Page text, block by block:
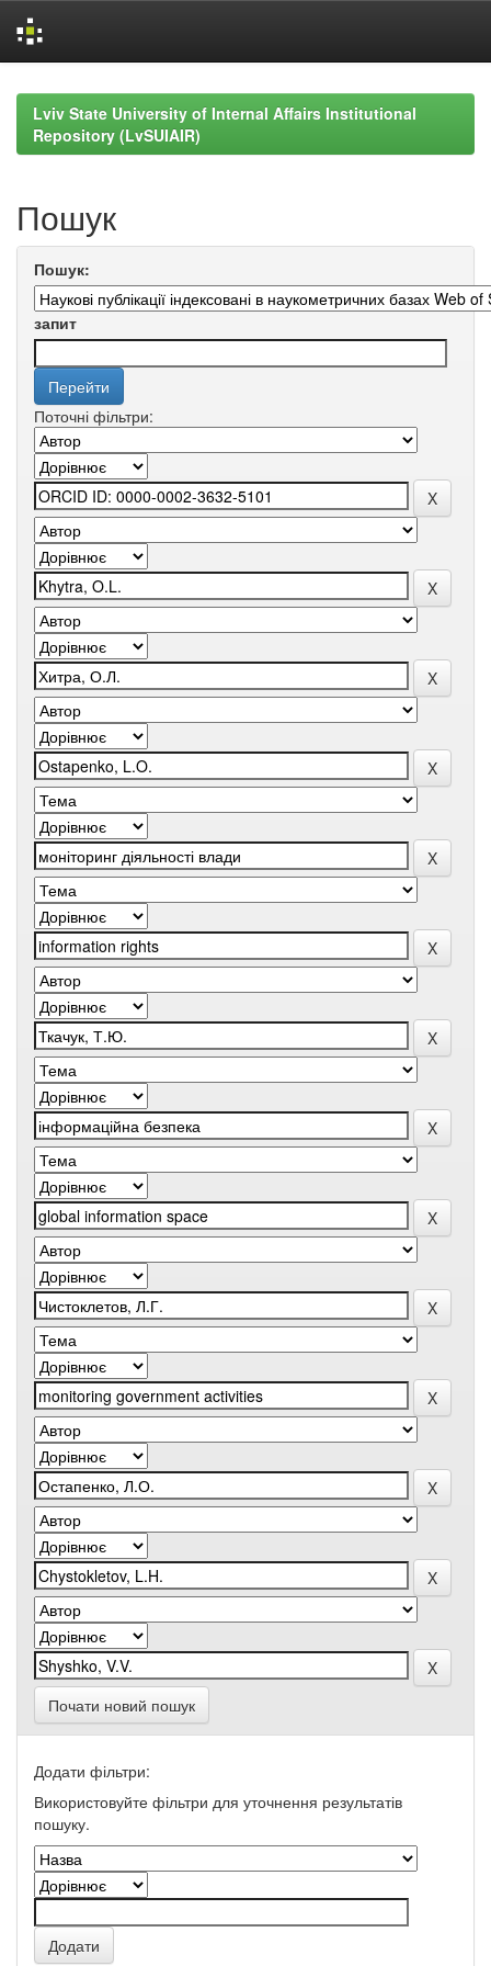
navigationLviv State University of Internal Affairs Institutional
Repository (LvSUIAIR)
Пошук
Пошук:
запит
Поточні фільтри:
Почати новий пошук
Додати фільтри:
Використовуйте фільтри для уточнення результатів
пошуку.